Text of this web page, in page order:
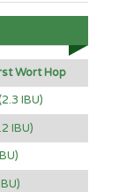
Wort Hop
IBU)
IBU)